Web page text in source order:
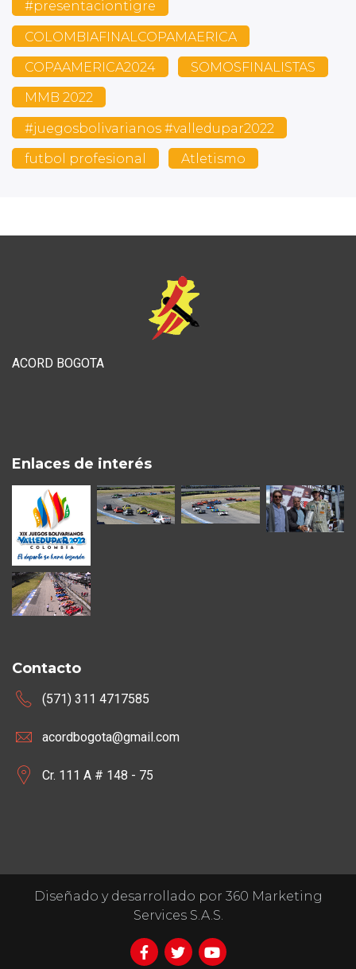
#presentaciontigre
COLOMBIAFINALCOPAMAERICA
COPAAMERICA2024 SOMOSFINALISTAS
MMB 2022
#juegosbolivarianos #valledupar2022
futbol profesional Atletismo
ACORD BOGOTA
Enlaces de interés
Contacto
(571) 311 4717585
acordbogota@gmail.com
Cr. 111 A # 148 - 75
Diseñado y desarrollado por 360 Marketing
Services S.A.S.